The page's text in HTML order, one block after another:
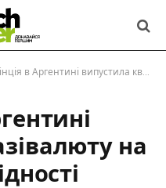
Аргентині випустила квазівалюту на тлі кризи ліквідності
на